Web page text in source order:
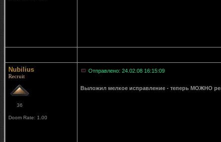
Nubilius
Recruit
36
Doom Rate: 1.00
Отправлено: 24.02.08 16:15:09
Выложил мелкое исправление - теперь МОЖНО